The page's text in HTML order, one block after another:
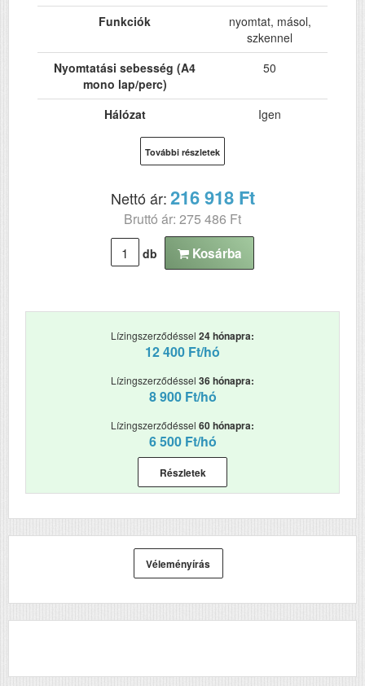
Funkciók
nyomtat, másol,
szkennel
Nyomtatási sebesség (A4
mono lap/perc)
50
Hálózat
Igen
Kétoldalas, duplex
nyomtatás
ADF (automatikus
lapolvasó)
kétoldalas lapolvasás)
RAM (MB)
Első fekete nyomat
elkészítési ideje (mp)
Papírkapacitás
520+100+70
Felbontás (dpi)
Papírsúly g/m2
Szkennelés
Méretek (ma x szé x mé mm)
495x473x518
További részletek
Nettó ár:216 918 Ft
Bruttó ár: 275 486 Ft
db Kosárba
Lízingszerződéssel 24 hónapra:
12 400 Ft/hó
Lízingszerződéssel 36 hónapra:
8 900 Ft/hó
Lízingszerződéssel 60 hónapra:
6 500 Ft/hó
Részletek
Véleményírás